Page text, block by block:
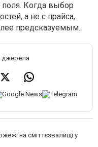
поля. Когда выбор
а не с прайса,
предсказуемым.
джерела
на сміттєзвалищі у